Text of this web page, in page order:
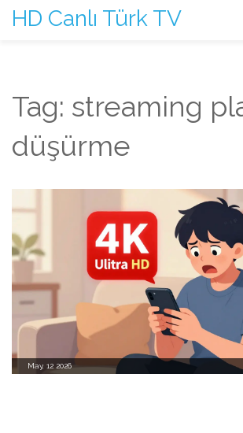
HD Canlı Türk TV
Tag: streaming
düşürme
May, 12 2026